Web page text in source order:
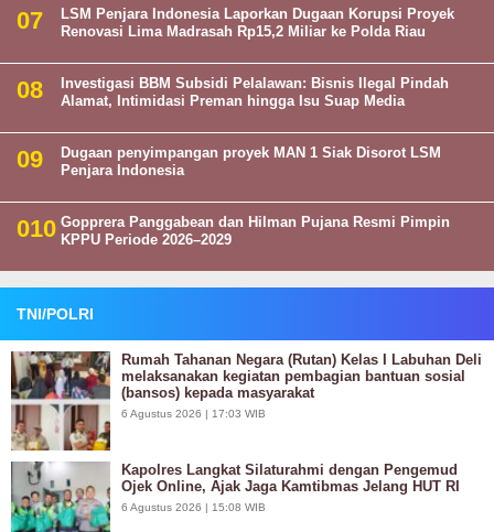
LSM Penjara Indonesia Laporkan Dugaan Korupsi Proyek
Renovasi Lima Madrasah Rp15,2 Miliar ke Polda Riau
Investigasi BBM Subsidi Pelalawan: Bisnis Ilegal Pindah
Alamat, Intimidasi Preman hingga Isu Suap Media
Dugaan penyimpangan proyek MAN 1 Siak Disorot LSM
Penjara Indonesia
Gopprera Panggabean dan Hilman Pujana Resmi Pimpin
KPPU Periode 2026–2029
TNI/POLRI
Rumah Tahanan Negara (Rutan) Kelas I Labuhan Deli
melaksanakan kegiatan pembagian bantuan sosial
(bansos) kepada masyarakat
6 Agustus 2026 | 17:03 WIB
Kapolres Langkat Silaturahmi dengan Pengemud
Ojek Online, Ajak Jaga Kamtibmas Jelang HUT RI
6 Agustus 2026 | 15:08 WIB